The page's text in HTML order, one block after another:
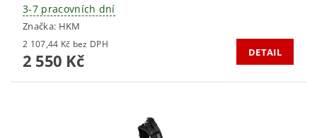
3-7 pracovních dní
Značka: HKM
2 107,44 Kč bez DPH
2 550 Kč DETAIL